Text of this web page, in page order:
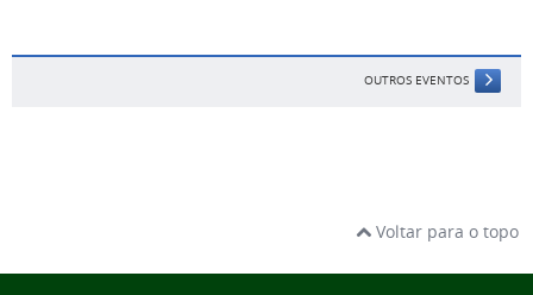
OUTROS EVENTOS
Voltar para o topo